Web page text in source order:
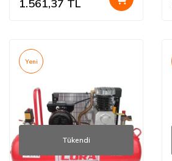
1.561,37 TL
Yeni
Tükendi